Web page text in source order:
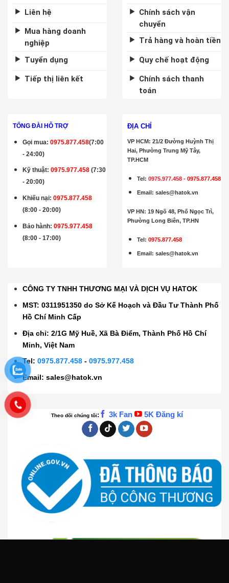
Liên hệ
Mua hàng doanh
nghiệp
Tuyển dụng
Tiếp thị liên kết
Chính sách vận
chuyển
Trả hàng và hoàn tiền
Quy chế hoạt động
Chính sách thanh
toán
TỔNG ĐÀI HỖ TRỢ
Gọi mua:0975.877.458(7:00
- 24:00)
Kỹ thuật:0975.977.458 (7:30
- 20:00)
Khiếu nại: 0975.877.458
(8:00 - 20:00)
Bảo hành:0975.977.458
(8:00 - 17:00)
ĐỊA CHỈ
VP HCM: 21/2 Đường Huỳnh Thị
Hai, Phường Trung Mỹ Tây,
TP.HCM
Tel:0975.977.458 -0975.877.458
Email:sales@hatok.vn
VP HN: 19 Ngõ 48, Phố Ngọc Trì,
Phường Long Biên, TP.HN
Tel: 0975.877.458
Email :sales@hatok.vn
CÔNG TY TNHH THƯƠNG MẠI VÀ DỊCH VỤ HATOK
MST: 0311951350 do Sở Kế Hoạch và Đầu Tư Thành Phố
Hồ Chí Minh Cấp
Địa chỉ: 2/1G Mỹ Huề, Xã Bà Điểm, Thành Phố Hồ Chí
Minh, Việt Nam
Tel:0975.877.458 -0975.977.458
Email:sales@hatok.vn
Theo dõi chúng tôi: 3k Fan 5K Đăng kí